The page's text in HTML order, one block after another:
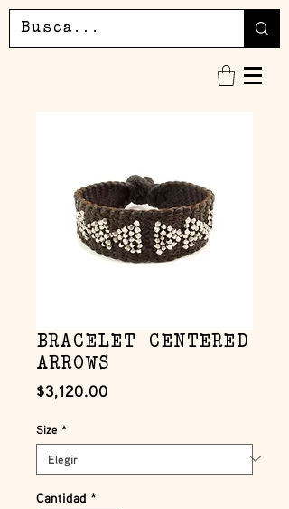
BRACELET CENTERED
ARROWS
$3,120.00
Size *
Cantidad *